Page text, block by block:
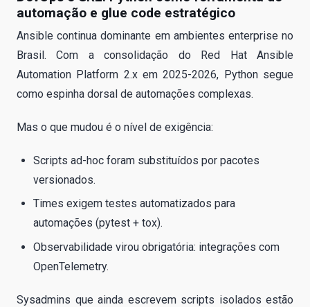
automação e glue code estratégico
Ansible continua dominante em ambientes enterprise no
Brasil. Com a consolidação do Red Hat Ansible
Automation Platform 2.x em 2025-2026, Python segue
como espinha dorsal de automações complexas.
Mas o que mudou é o nível de exigência:
Scripts ad-hoc foram substituídos por pacotes
versionados.
Times exigem testes automatizados para
automações (pytest + tox).
Observabilidade virou obrigatória: integrações com
OpenTelemetry.
Sysadmins que ainda escrevem scripts isolados estão